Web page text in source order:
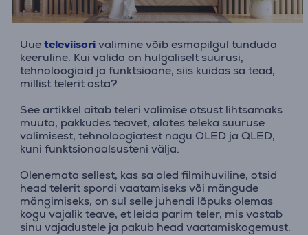
Uueteleviisorivalimine võib esmapilgul tunduda
keeruline. Kui valida on hulgaliselt suurusi,
tehnoloogiaid ja funktsioone, siis kuidas sa tead,
millist telerit osta?
See artikkel aitab teleri valimise otsust lihtsamaks
muuta, pakkudes teavet, alates teleka suuruse
valimisest, tehnoloogiatest nagu OLED ja QLED,
kuni funktsionaalsusteni välja.
Olenemata sellest, kas sa oled filmihuviline, otsid
head telerit spordi vaatamiseks või mängude
mängimiseks, on sul selle juhendi lõpuks olemas
kogu vajalik teave, et leida parim teler, mis vastab
sinu vajadustele ja pakub head vaatamiskogemust.